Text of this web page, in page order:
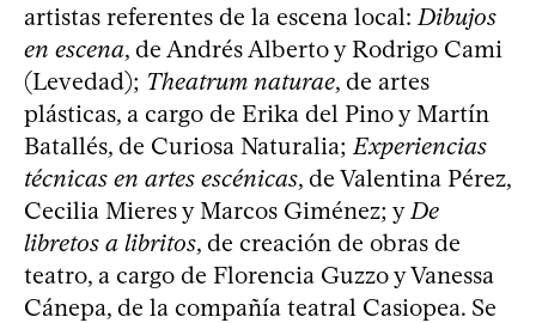
artistas referentes de la escena local:Dibujos
en escena, de Andrés Alberto y Rodrigo Cami
(Levedad); Theatrum naturae, de artes
plásticas, a cargo de Erika del Pino y Martín
Batallés, de Curiosa Naturalia;Experiencias
técnicas en artes escénicas, de Valentina Pérez,
Cecilia Mieres y Marcos Giménez; yDe
libretos a libritos, de creación de obras de
teatro, a cargo de Florencia Guzzo y Vanessa
Cánepa, de la compañía teatral Casiopea. Se